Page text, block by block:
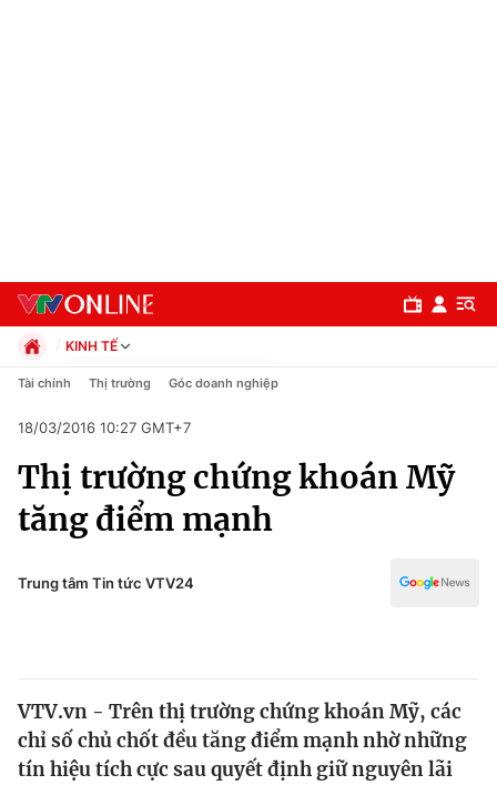
Chuyên mục
Chính trị
Thế giới
KINH TẾ
Chính trị
Pháp luật
Kinh tế
Thể thao
Truyền hình
Y tế
Tài chính Thị trường Góc doanh nghiệp
18/03/2016 10:27 GMT+7
Thị trường chứng khoán Mỹ
tăng điểm mạnh
Trung tâm Tin tức VTV24
VTV.vn - Trên thị trường chứng khoán Mỹ, các
chỉ số chủ chốt đều tăng điểm mạnh nhờ những
tín hiệu tích cực sau quyết định giữ nguyên lãi